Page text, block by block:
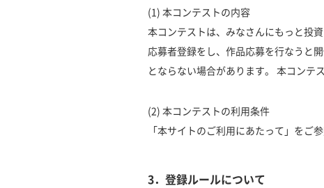
(1) 本コンテストの内容
本コンテストは、みなさんにもっと投
応募者登録をし、作品応募を行なうと
とならない場合があります。 本コンテ
(2) 本コンテストの利用条件
「本サイトのご利用にあたって」をご参
3．登録ルールについて